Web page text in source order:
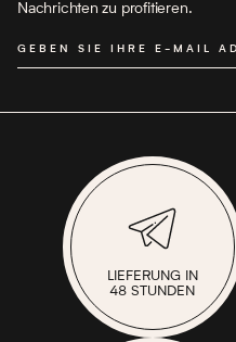
Nachrichten zu profitieren.
GEBEN SIE IHRE E-MAIL
LIEFERUNG IN
48 STUNDEN